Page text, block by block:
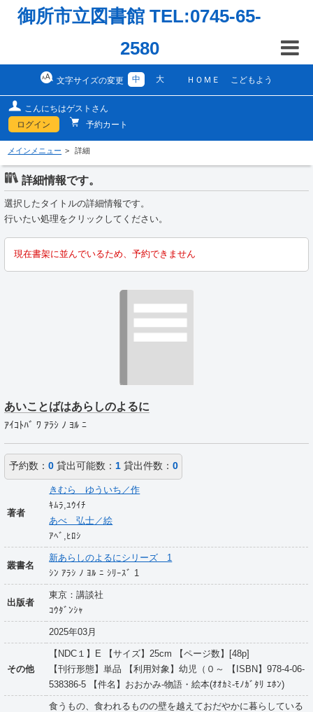
御所市立図書館 TEL:0745-65-
2580
文字サイズの変更 中 大 ＨＯＭＥ こどもよう
こんにちはゲストさん
ログイン
予約カート
メインメニュー 詳細
詳細情報です。
選択したタイトルの詳細情報です。
行いたい処理をクリックしてください。
現在書架に並んでいるため、予約できません
あいことばはあらしのよるに
ｱｲｺﾄﾊﾞ ﾜ ｱﾗｼ ﾉ ﾖﾙ ﾆ
予約数： 0貸出可能数： 1貸出件数： 0
著者
きむら ゆういち／作
ｷﾑﾗ,ﾕｳｲﾁ
あべ 弘士／絵
ｱﾍﾞ,ﾋﾛｼ
叢書名
新あらしのよるにシリーズ 1
ｼﾝ ｱﾗｼ ﾉ ﾖﾙ ﾆ ｼﾘｰｽﾞ 1
出版者
東京：講談社
ｺｳﾀﾞﾝｼｬ
2025年03月
その他
【NDC１】E 【サイズ】25cm 【ページ数】[48p]
【刊行形態】単品 【利用対象】幼児（０～ 【ISBN】978-4-06-
538386-5 【件名】おおかみ-物語・絵本(ｵｵｶﾐ-ﾓﾉｶﾞﾀﾘ ｴﾎﾝ)
食うもの、食われるものの壁を越えておだやかに暮らしている